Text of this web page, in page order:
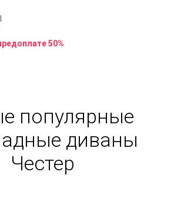
50%
популярные
диваны
Честер